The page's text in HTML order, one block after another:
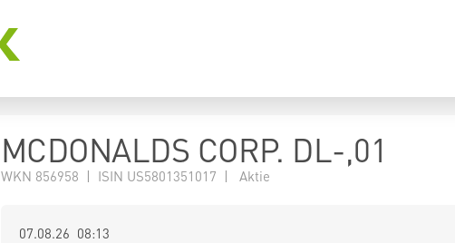
MCDONALDS CORP. DL-,01
WKN 856958 | ISIN US5801351017 | Aktie
07.08.26 08:13